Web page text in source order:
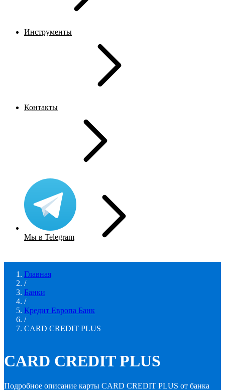
Инструменты
Контакты
Мы в Telegram
Главная
/
Банки
/
Кредит Европа Банк
/
CARD CREDIT PLUS
CARD CREDIT PLUS
Подробное описание карты CARD CREDIT PLUS от банка